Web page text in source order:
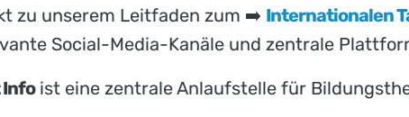
zu unserem Leitfaden zum ➡️ Internationalen
Social-Media-Kanäle und zentrale
Infoist eine zentrale Anlaufstelle für